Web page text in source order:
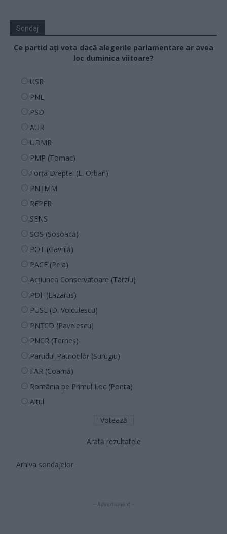
Sondaj
Ce partid ați vota dacă alegerile parlamentare ar avea
loc duminica viitoare?
USR
PNL
PSD
AUR
UDMR
PMP (Tomac)
Forța Dreptei (L. Orban)
PNȚMM
REPER
SENS
SOS (Șoșoacă)
POT (Gavrilă)
PACE (Peia)
Acțiunea Conservatoare (Târziu)
PDF (Lazarus)
PUSL (D. Voiculescu)
PNȚCD (Pavelescu)
PNCR (Terheș)
Partidul Patrioților (Surugiu)
FAR (Coarnă)
România pe Primul Loc (Ponta)
Altul
Arată rezultatele
Arhiva sondajelor
- Advertisment -